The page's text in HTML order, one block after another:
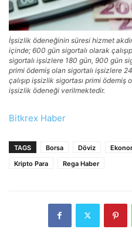
İşsizlik ödeneğinin süresi hizmet
içinde; 600 gün sigortalı olarak
sigortalı işsizlere 180 gün, 900 gün
primi ödemiş olan sigortalı işsizlere
çalışıp işsizlik sigortası primi
işsizlik ödeneği verilmektedir.
Bitkrex Haber
TAGS Borsa Döviz
Kripto Para
Rega Haber